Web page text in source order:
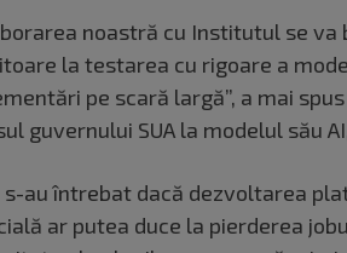
noastră cu Institutul se va
la testarea cu rigoare a
pe scară largă”, a mai
guvernului SUA la modelul său
s-au întrebat dacă dezvoltarea
ar putea duce la pierderea